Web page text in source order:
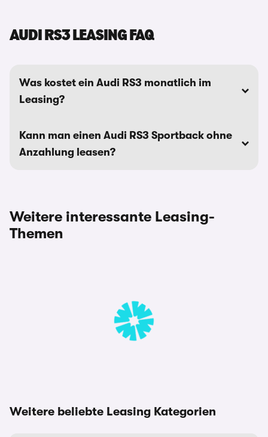
AUDI RS3 LEASING FAQ
Was kostet ein Audi RS3 monatlich im
Leasing?
Kann man einen Audi RS3 Sportback ohne
Anzahlung leasen?
Weitere interessante Leasing-
Themen
Weitere beliebte Leasing Kategorien